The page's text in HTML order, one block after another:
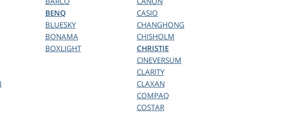
BENQ
BLUESKY
BONAMA
BOXLIGHT
CASIO
CHANGHONG
CHISHOLM
CHRISTIE
CINEVERSUM
CLARITY
CLAXAN
COMPAQ
COSTAR